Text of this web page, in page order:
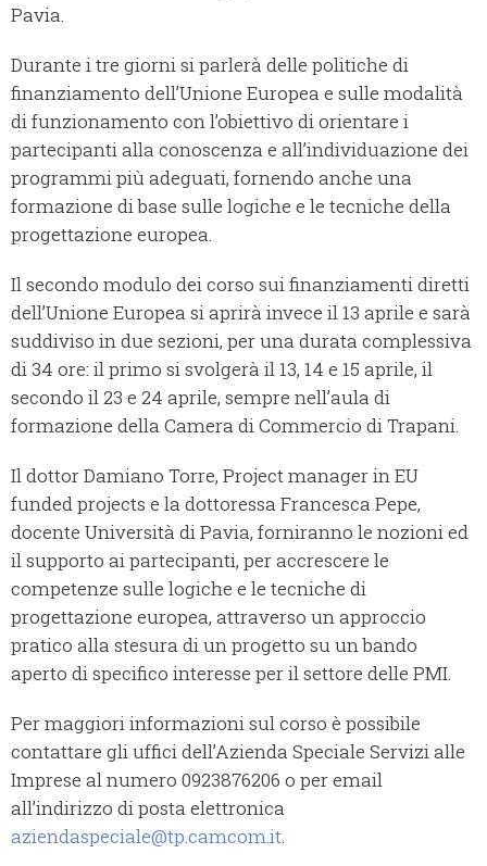
Pavia.
Durante i tre giorni si parlerà delle politiche di
finanziamento dell’Unione Europea e sulle modalità
di funzionamento con l’obiettivo di orientare i
partecipanti alla conoscenza e all’individuazione dei
programmi più adeguati, fornendo anche una
formazione di base sulle logiche e le tecniche della
progettazione europea.
Il secondo modulo dei corso sui finanziamenti diretti
dell’Unione Europea si aprirà invece il 13 aprile e sarà
suddiviso in due sezioni, per una durata complessiva
di 34 ore: il primo si svolgerà il 13, 14 e 15 aprile, il
secondo il 23 e 24 aprile, sempre nell’aula di
formazione della Camera di Commercio di Trapani.
Il dottor Damiano Torre, Project manager in EU
funded projects e la dottoressa Francesca Pepe,
docente Università di Pavia, forniranno le nozioni ed
il supporto ai partecipanti, per accrescere le
competenze sulle logiche e le tecniche di
progettazione europea, attraverso un approccio
pratico alla stesura di un progetto su un bando
aperto di specifico interesse per il settore delle PMI.
Per maggiori informazioni sul corso è possibile
contattare gli uffici dell’Azienda Speciale Servizi alle
Imprese al numero 0923876206 o per email
all’indirizzo di posta elettronica
aziendaspeciale@tp.camcom.it.